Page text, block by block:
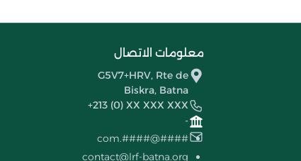
معلومات الاتصال
G5V7+HRV, Rte de
Biskra, Batna
+213 (0) XX XXX XXX
-
####@####.com
contact@lrf-batna.org